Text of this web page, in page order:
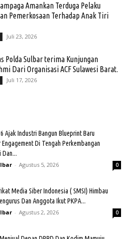
Amankan Terduga Pelaku
Pemerkosaan Terhadap Anak Tiri
Juli 23, 2026
Polda Sulbar terima Kunjungan
Dari Organisasi ACF Sulawesi Barat.
Juli 17, 2026
Ajak Industri Bangun Blueprint Baru
Engagement Di Tengah Perkembangan
Dan...
- Agustus 5, 2026 0
Media Siber Indonesia ( SMSI) Himbau
Dan Anggota Ikut PKPA...
- Agustus 2, 2026 0